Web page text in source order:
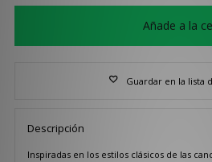
Añade a la
Guardar en la lista
Descripción
Inspiradas en los estilos clásicos de las